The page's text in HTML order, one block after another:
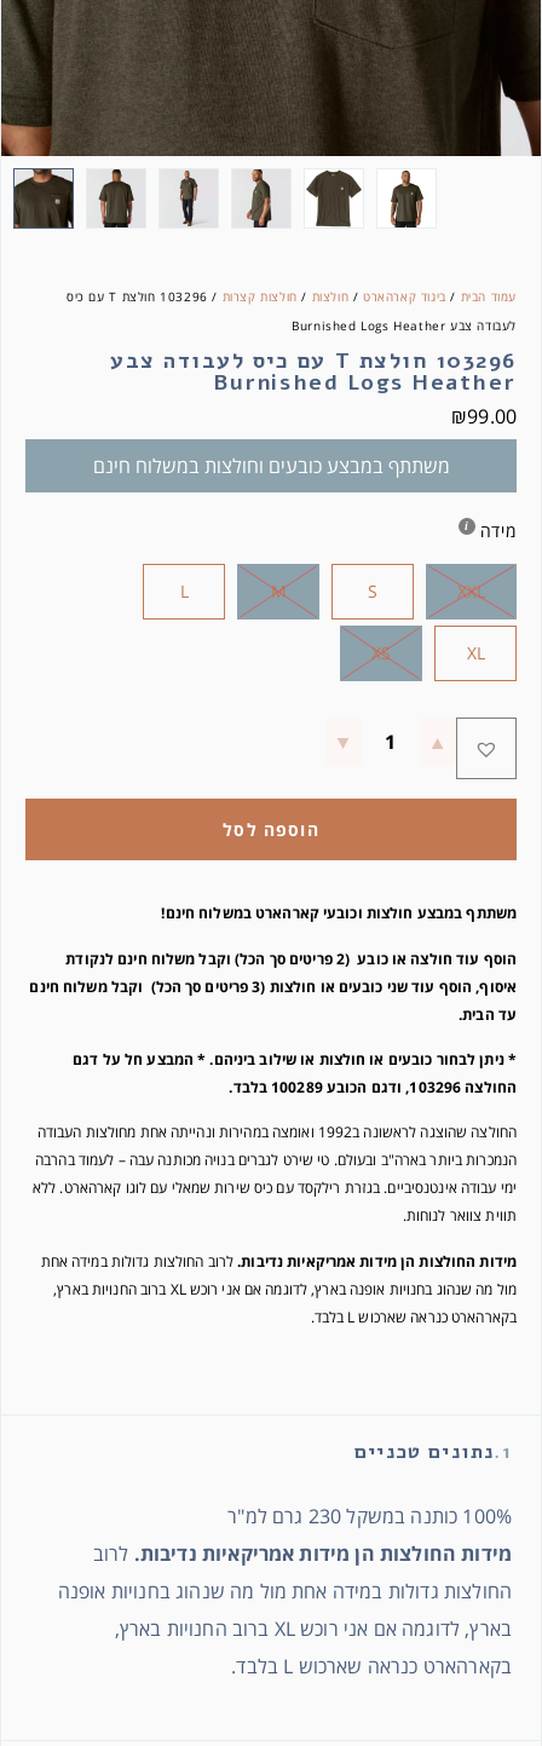
עמוד הבית / ביגוד קארהארט / חולצות / חולצות קצרות
/ 103296 חולצת T עם כיס
לעבודה צבע Burnished Logs Heather
103296 חולצת T עם כיס לעבודה צבע
Burnished Logs Heather
₪99.00
משתתף במבצע כובעים וחולצות במשלוח חינם
מידה
XXL
S
M
L
XL
XS
הוספה לסל
משתתף במבצע חולצות וכובעי קארהארטבמשלוח חינם!
הוסף עוד חולצה או כובע (2 פריטים סך הכל) וקבל משלוח חינם לנקודת
איסוף, הוסף עוד שני כובעים או חולצות (3 פריטים סך הכל) וקבל משלוח חינם
עד הבית.
* ניתן לבחור כובעים או חולצות או שילוב ביניהם.* ⁠המבצע חל על דגם
החולצה 103296, ודגם הכובע 100289 בלבד.
החולצה שהוצגה לראשונה ב1992 ואומצה במהירות ונהייתה אחת מחולצות העבודה
הנמכרות ביותר בארה"ב ובעולם. טי שירט לגברים בנויה מכותנה עבה – לעמוד בהרבה
ימי עבודה אינטנסיביים. בגזרת רילקסד עם כיס שירות שמאלי עם לוגו קארהארט. ללא
תווית צוואר לנוחות.
מידות החולצות הן מידות אמריקאיות נדיבות.לרוב החולצות גדולות במידה אחת
מול מה שנהוג בחנויות אופנה בארץ, לדוגמה אם אני רוכש XL ברוב החנויות בארץ,
בקארהארט כנראה שארכוש L בלבד.
1. נתונים טכניים
100% כותנה במשקל 230 גרם למ"ר
מידות החולצות הן מידות אמריקאיות נדיבות. לרוב
החולצות גדולות במידה אחת מול מה שנהוג בחנויות אופנה
בארץ, לדוגמה אם אני רוכש XL ברוב החנויות בארץ,
בקארהארט כנראה שארכוש L בלבד.